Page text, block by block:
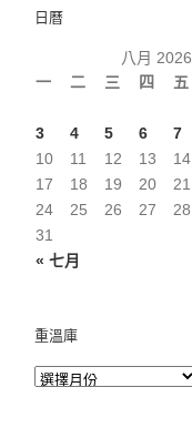
日曆
八月 2026
一
二 三 四 五
« 七月
3
4 5 6 7
10
11 12 13 14
17
18 19 20 21
24
25 26 27 28
31
重溫庫